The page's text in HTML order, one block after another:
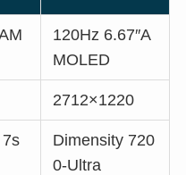
120Hz 6.67″A
MOLED
2712×1220
Dimensity 720
0-Ultra